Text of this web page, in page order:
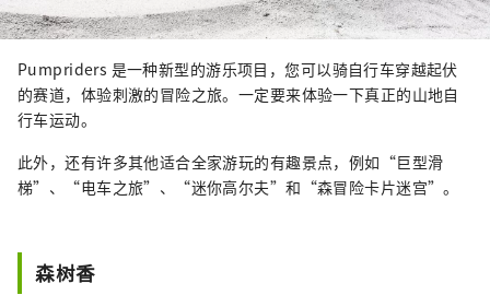
Pumpriders 是一种新型的游乐项目，您可以骑自行车穿越起伏
的赛道，体验刺激的冒险之旅。一定要来体验一下真正的山地自
行车运动。
此外，还有许多其他适合全家游玩的有趣景点，例如“巨型滑
梯”、“电车之旅”、“迷你高尔夫”和“森冒险卡片迷宫”。
森树香